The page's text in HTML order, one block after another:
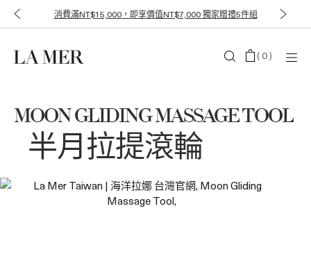
消費滿NT$15,000，即享價值NT$7,000 獨家贈禮5件組
(0)
MOON GLIDING MASSAGE TOOL
半月拉提滾輪